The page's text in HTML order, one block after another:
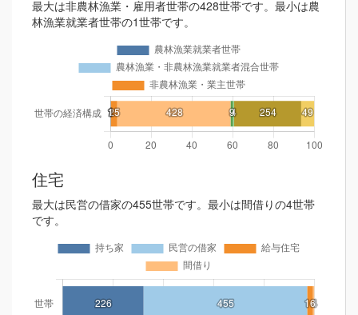
最大は非農林漁業・雇用者世帯の428世帯です。最小は農
林漁業就業者世帯の1世帯です。
住宅
最大は民営の借家の455世帯です。最小は間借りの4世帯
です。